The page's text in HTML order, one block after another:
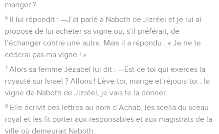
manger ?
6 Il lui répondit : —J’ai parlé à Naboth de Jizréel et je lui ai
proposé de lui acheter sa vigne ou, s’il préférait, de
l’échanger contre une autre. Mais il a répondu : « Je ne te
céderai pas ma vigne ! »
7 Alors sa femme Jézabel lui dit : —Est-ce toi qui exerces la
royauté sur Israël ? Allons ! Lève-toi, mange et réjouis-toi : la
vigne de Naboth de Jizréel, je vais te la donner.
8 Elle écrivit des lettres au nom d’Achab, les scella du sceau
royal et les fit porter aux responsables et aux magistrats de la
ville où demeurait Naboth.